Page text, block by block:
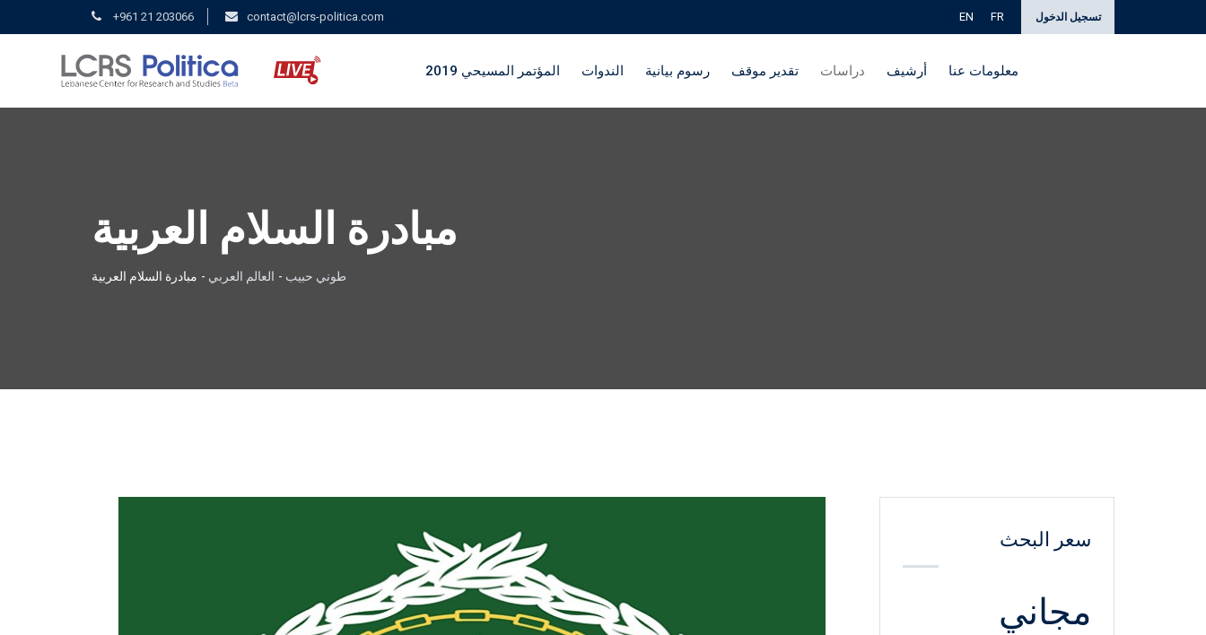
+961 21 203066 contact@lcrs-politica.com EN FR تسجيل الدخول
معلومات عنا أرشيف دراسات تقدير موقف رسوم بيانية الندوات المؤتمر المسيحي 2019
مبادرة السلام العربية
طوني حبيب - العالم العربي - مبادرة السلام العربية
سعر البحث
مجاني